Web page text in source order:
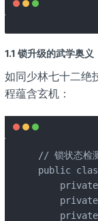
1.1 锁升级的武学奥义
如同少林七十二绝
程蕴含玄机：
// 锁状态检
public